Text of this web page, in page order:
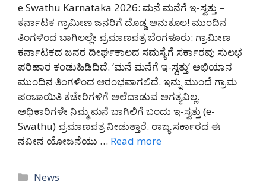
e Swathu Karnataka 2026: ಮನೆ ಮನೆಗೆ ಇ-ಸ್ವತ್ತು –
ಕರ್ನಾಟಕ ಗ್ರಾಮೀಣ ಜನರಿಗೆ ದೊಡ್ಡ ಅನುಕೂಲ! ಮುಂದಿನ
ತಿಂಗಳಿಂದ ಬಾಗಿಲಲ್ಲೇ ಪ್ರಮಾಣಪತ್ರ ಬೆಂಗಳೂರು: ಗ್ರಾಮೀಣ
ಕರ್ನಾಟಕದ ಜನರ ದೀರ್ಘಕಾಲದ ಸಮಸ್ಯೆಗೆ ಸರ್ಕಾರವು ಸುಲಭ
ಪರಿಹಾರ ಕಂಡುಹಿಡಿದಿದೆ. ‘ಮನೆ ಮನೆಗೆ ಇ-ಸ್ವತ್ತು’ ಅಭಿಯಾನ
ಮುಂದಿನ ತಿಂಗಳಿಂದ ಆರಂಭವಾಗಲಿದೆ. ಇನ್ನು ಮುಂದೆ ಗ್ರಾಮ
ಪಂಚಾಯಿತಿ ಕಚೇರಿಗಳಿಗೆ ಅಲೆದಾಡುವ ಅಗತ್ಯವಿಲ್ಲ.
ಅಧಿಕಾರಿಗಳೇ ನಿಮ್ಮ ಮನೆ ಬಾಗಿಲಿಗೆ ಬಂದು ಇ-ಸ್ವತ್ತು (e-
Swathu) ಪ್ರಮಾಣಪತ್ರ ನೀಡುತ್ತಾರೆ. ರಾಜ್ಯ ಸರ್ಕಾರದ ಈ
ನವೀನ ಯೋಜನೆಯು … Read more
Categories
News